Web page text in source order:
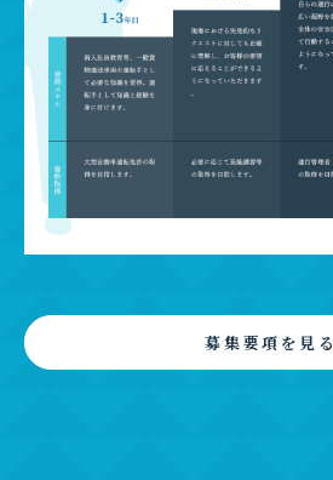
募集要項を見る